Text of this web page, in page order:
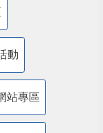
動
站專區